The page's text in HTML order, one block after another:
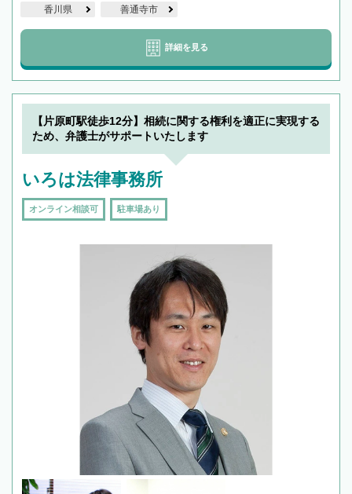
香川県 善通寺市
詳細を見る
【片原町駅徒歩12分】相続に関する権利を適正に実現する
ため、弁護士がサポートいたします
いろは法律事務所
オンライン相談可 駐車場あり